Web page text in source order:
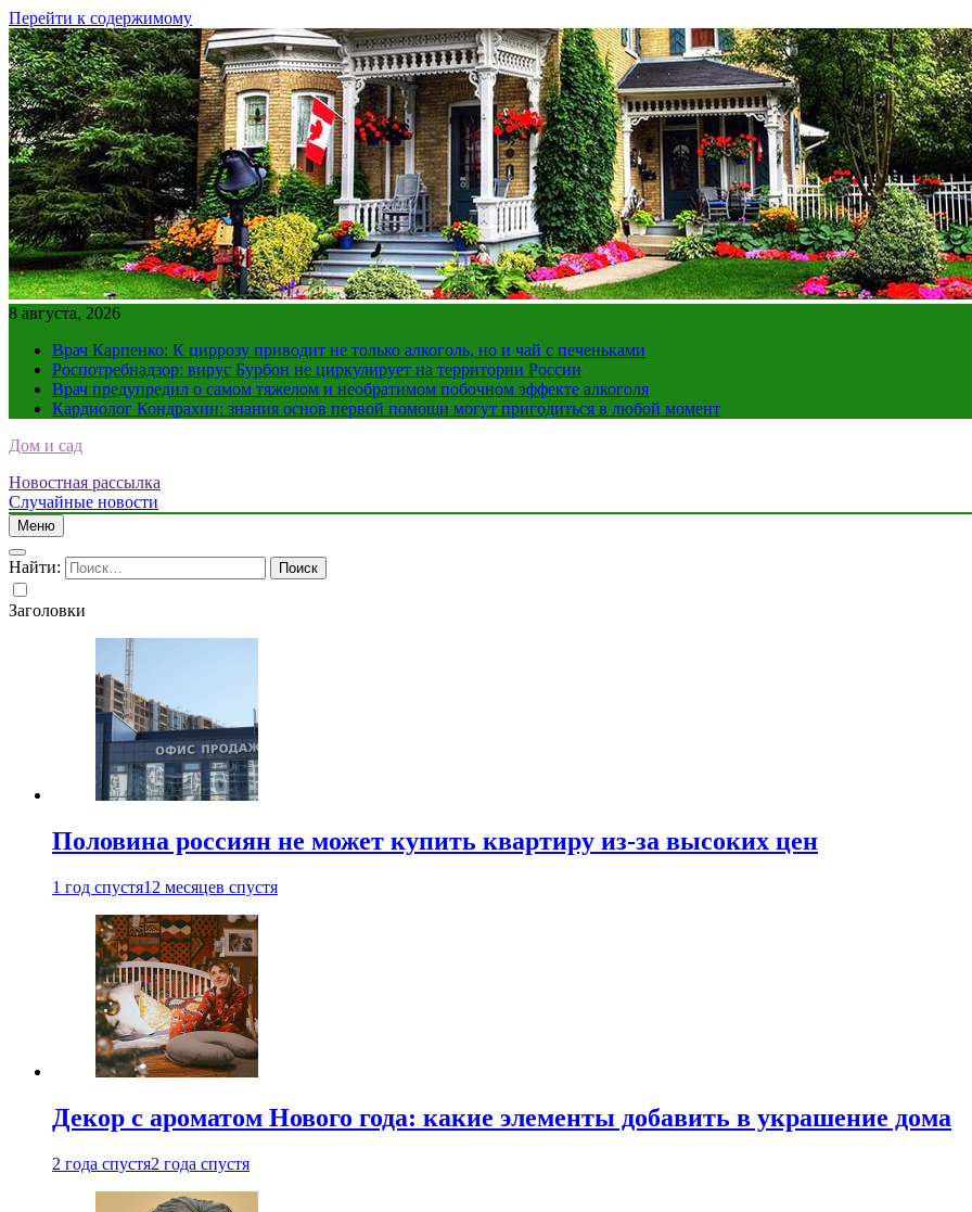
Перейти к содержимому
8 августа, 2026
Врач Карпенко: К циррозу приводит не только алкоголь, но и чай с печеньками
Роспотребнадзор: вирус Бурбон не циркулирует на территории России
Врач предупредил о самом тяжелом и необратимом побочном эффекте алкоголя
Кардиолог Кондрахин: знания основ первой помощи могут пригодиться в любой момент
Дом и сад
Новостная рассылка
Случайные новости
Меню
Найти:
Заголовки
Половина россиян не может купить квартиру из-за высоких цен
1 год спустя12 месяцев спустя
Декор с ароматом Нового года: какие элементы добавить в украшение дома
2 года спустя2 года спустя